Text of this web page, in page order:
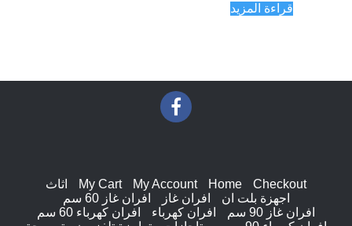
قراءة المزيد
Checkout
Home
My Account
My Cart
اثاث
اجهزة بلت ان
افران غاز
افران غاز 60 سم
افران غاز 90 سم
افران كهرباء
افران كهرباء 60 سم